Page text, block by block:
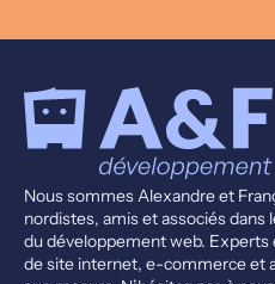
Nous sommes Alexandre et
nordistes, amis et associés dans
du développement web. Experts
de site internet, e-commerce et